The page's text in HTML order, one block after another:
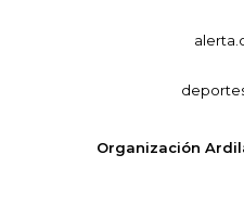
Organización